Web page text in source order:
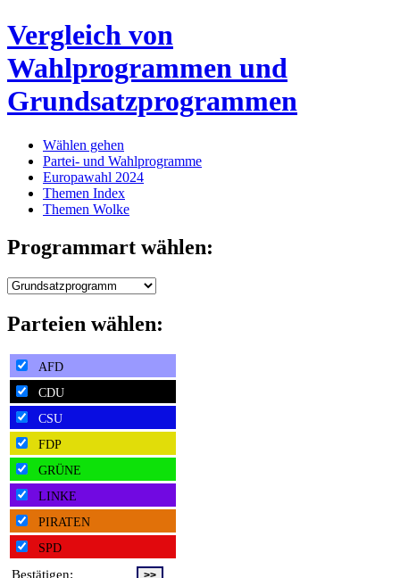
Vergleich von
Wahlprogrammen und
Grundsatzprogrammen
Wählen gehen
Partei- und Wahlprogramme
Europawahl 2024
Themen Index
Themen Wolke
Programmart wählen:
Parteien wählen:
AFD
CDU
CSU
FDP
GRÜNE
LINKE
PIRATEN
SPD
Bestätigen: